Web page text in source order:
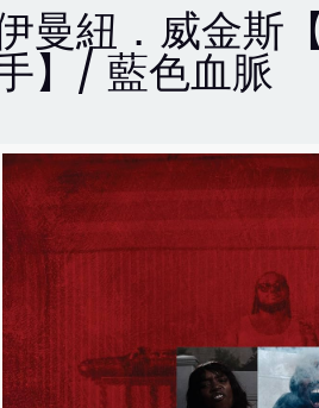
曼紐．威金斯
】/ 藍色血脈